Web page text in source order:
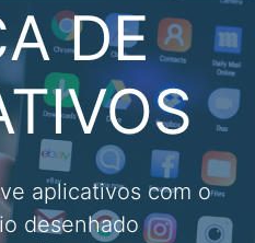
DE
aplicativos com o
desenhado